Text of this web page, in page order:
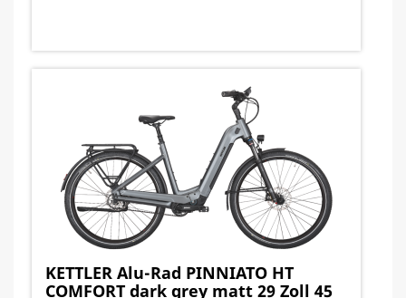
KETTLER Alu-Rad PINNIATO HT
COMFORT dark grey matt 29 Zoll 45